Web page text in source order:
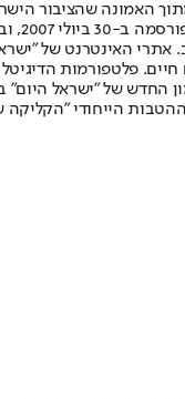
האמונה שהציבור
חיים. פלטפורמות
החדש של
הייחודי